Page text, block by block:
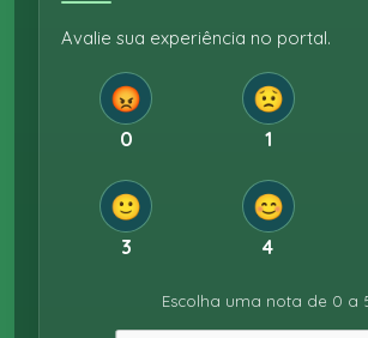
Avalie sua experiência no portal.
😡
0
😟
1
🙂
3
😊
4
Escolha uma nota de 0 a